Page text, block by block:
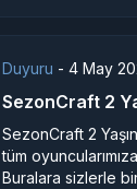
Duyuru - 4 May
SezonCraft 2
SezonCraft 2
tüm
Buralara sizlerle